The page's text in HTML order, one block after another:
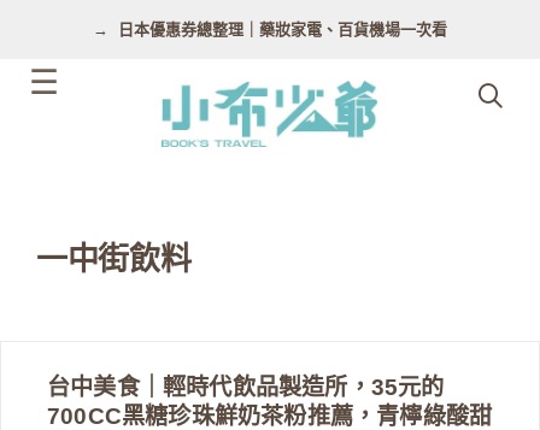
日本優惠券總整理｜藥妝家電、百貨機場一次看
一中街飲料
台中美食｜輕時代飲品製造所，35元的
700CC黑糖珍珠鮮奶茶粉推薦，青檸綠酸甜